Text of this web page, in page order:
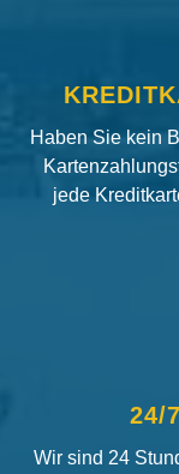
Haben Sie kein
jede
24/
Wir sind 24